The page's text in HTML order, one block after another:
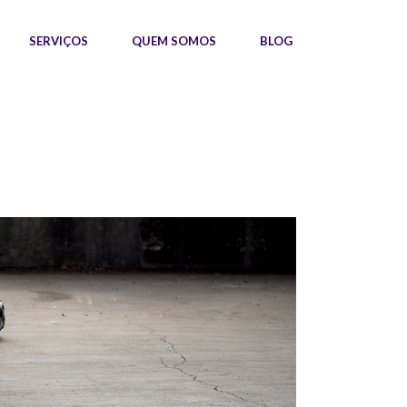
SERVIÇOS QUEM SOMOS BLOG